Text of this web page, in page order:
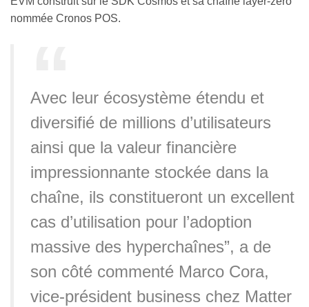
nommée Cronos POS.
Avec leur écosystème étendu et
diversifié de millions d’utilisateurs
ainsi que la valeur financière
impressionnante stockée dans la
chaîne, ils constitueront un excellent
cas d’utilisation pour l’adoption
massive des hyperchaînes”, a de
son côté commenté Marco Cora,
vice-président business chez Matter